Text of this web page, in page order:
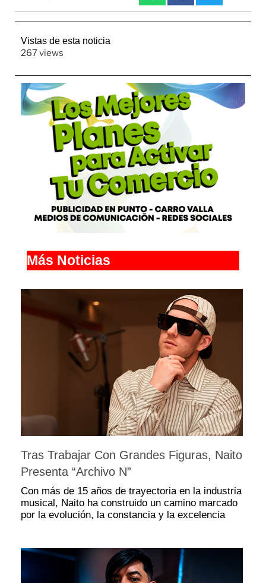
Vistas de esta noticia
267 views
Más Noticias
Tras Trabajar Con Grandes Figuras, Naito
Presenta “Archivo N”
Con más de 15 años de trayectoria en la industria
musical, Naito ha construido un camino marcado
por la evolución, la constancia y la excelencia